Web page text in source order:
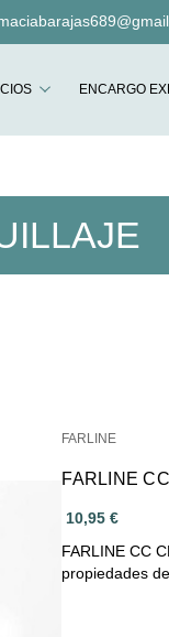
ENCARGO
FARLINE
FARLINE
10,95 €
FARLINE CC
propiedades